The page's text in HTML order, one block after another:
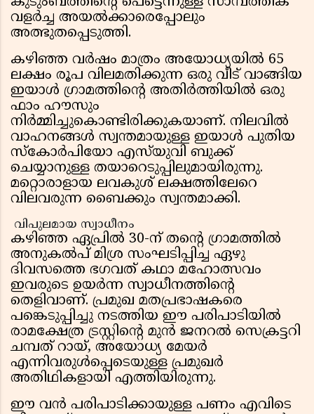
വളർച്ച അയൽക്കാരെപ്പോലും
അത്ഭുതപ്പെടുത്തി.
കഴിഞ്ഞ വർഷം മാത്രം അയോധ്യയിൽ 65
ലക്ഷം രൂപ വിലമതിക്കുന്ന ഒരു വീട് വാങ്ങിയ
ഇയാൾ ഗ്രാമത്തിന്റെ അതിർത്തിയിൽ ഒരു
ഫാം ഹൗസും
നിർമ്മിച്ചുകൊണ്ടിരിക്കുകയാണ്. നിലവിൽ
വാഹനങ്ങൾ സ്വന്തമായുള്ള ഇയാൾ പുതിയ
സ്കോർപിയോ എസ്‌യുവി ബുക്ക്
ചെയ്യാനുള്ള തയാറെടുപ്പിലുമായിരുന്നു.
മറ്റൊരാളായ ലവകുശ് ലക്ഷത്തിലേറെ
വിലവരുന്ന ബൈക്കും സ്വന്തമാക്കി.
വിപുലമായ സ്വാധീനം
കഴിഞ്ഞ ഏപ്രിൽ 30-ന് തന്റെ ഗ്രാമത്തിൽ
അനുകൽപ് മിശ്ര സംഘടിപ്പിച്ച ഏഴു
ദിവസത്തെ ഭഗവത് കഥാ മഹോത്സവം
ഇവരുടെ ഉയർന്ന സ്വാധീനത്തിന്റെ
തെളിവാണ്. പ്രമുഖ മതപ്രഭാഷകരെ
പങ്കെടുപ്പിച്ചു നടത്തിയ ഈ പരിപാടിയിൽ
രാമക്ഷേത്ര ട്രസ്റ്റിന്റെ മുൻ ജനറൽ സെക്രട്ടറി
ചമ്പത് റായ്, അയോധ്യ മേയർ
എന്നിവരുൾപ്പെടെയുള്ള പ്രമുഖർ
അതിഥികളായി എത്തിയിരുന്നു.
ഈ വൻ പരിപാടിക്കായുള്ള പണം എവിടെ